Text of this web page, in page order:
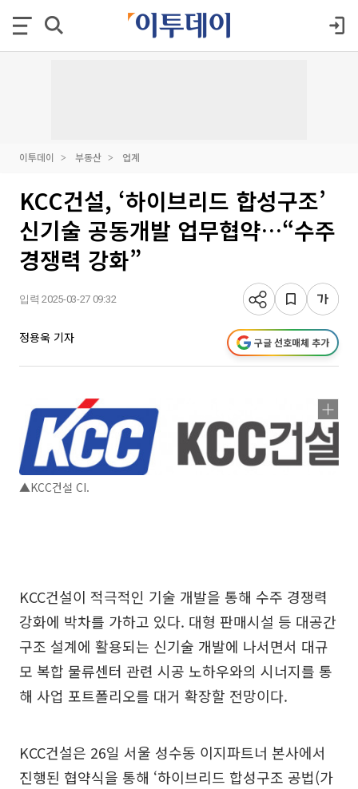
이투데이 부동산 업계
KCC건설, ‘하이브리드 합성구조’
신기술 공동개발 업무협약…“수주
경쟁력 강화”
입력 2025-03-27 09:32
정용욱 기자 구글 선호매체 추가
▲KCC건설 CI.
KCC건설이 적극적인 기술 개발을 통해 수주 경쟁력
강화에 박차를 가하고 있다. 대형 판매시설 등 대공간
구조 설계에 활용되는 신기술 개발에 나서면서 대규
모 복합 물류센터 관련 시공 노하우와의 시너지를 통
해 사업 포트폴리오를 대거 확장할 전망이다.
KCC건설은 26일 서울 성수동 이지파트너 본사에서
진행된 협약식을 통해 ‘하이브리드 합성구조 공법(가